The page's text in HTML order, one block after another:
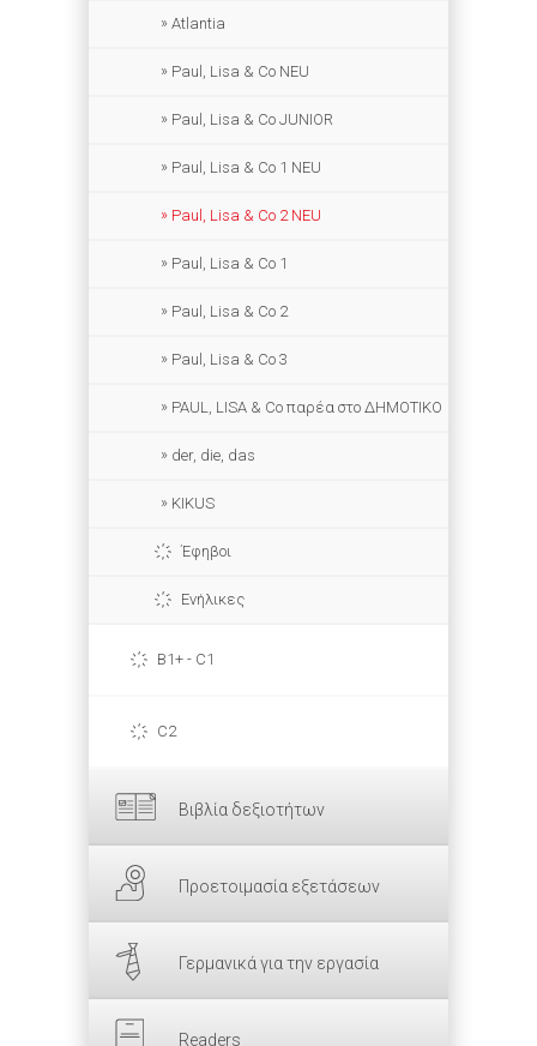
Atlantia
Paul, Lisa & Co NEU
Paul, Lisa & Co JUNIOR
Paul, Lisa & Co 1 NEU
Paul, Lisa & Co 2 NEU
Paul, Lisa & Co 1
Paul, Lisa & Co 2
Paul, Lisa & Co 3
PAUL, LISA & Co παρέα στο ΔΗΜΟΤΙΚΟ
der, die, das
KIKUS
Έφηβοι
Ενήλικες
B1+ - C1
C2
Βιβλία δεξιοτήτων
Προετοιμασία εξετάσεων
Γερμανικά για την εργασία
Readers